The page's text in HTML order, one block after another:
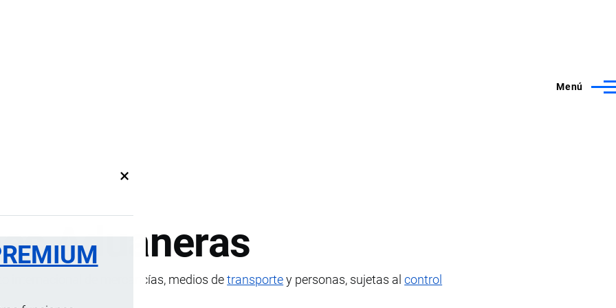
Menú
×
Aduaneras
de mercancías, medios detransportey personas, sujetas alcontrol